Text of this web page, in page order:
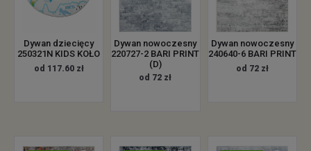
Dywan dziecięcy
250321N KIDS KOŁO
od 117.60 zł
Dywan nowoczesny
220727-2 BARI PRINT
(D)
od 72 zł
Dywan nowoczesny
240640-6 BARI PRINT
od 72 zł